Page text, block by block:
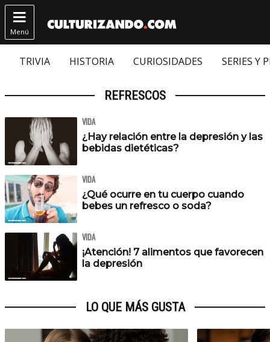

Menú
TRIVIA HISTORIA CURIOSIDADES SERIES Y
REFRESCOS
VIDA
¿Hay relación entre la depresión y las
bebidas dietéticas?
VIDA
¿Qué ocurre en tu cuerpo cuando
bebes un refresco o soda?
VIDA
¡Atención! 7 alimentos que favorecen
la depresión
LO QUE MÁS GUSTA